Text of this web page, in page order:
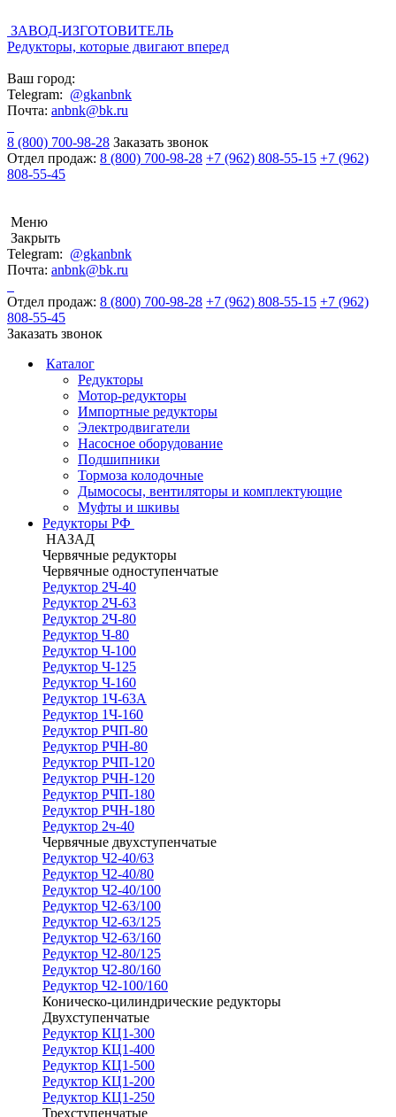
ЗАВОД-ИЗГОТОВИТЕЛЬ
Редукторы, которые двигают вперед
Ваш город:
Telegram: @gkanbnk
Почта: anbnk@bk.ru
8 (800) 700-98-28 Заказать звонок
Отдел продаж: 8 (800) 700-98-28 +7 (962) 808-55-15 +7 (962)
808-55-45
Меню
Закрыть
Telegram: @gkanbnk
Почта: anbnk@bk.ru
Отдел продаж: 8 (800) 700-98-28 +7 (962) 808-55-15 +7 (962)
808-55-45
Заказать звонок
Каталог
Редукторы
Мотор-редукторы
Импортные редукторы
Электродвигатели
Насосное оборудование
Подшипники
Тормоза колодочные
Дымососы, вентиляторы и комплектующие
Муфты и шкивы
Редукторы РФ
НАЗАД
Червячные редукторы
Червячные одноступенчатые
Редуктор 2Ч-40
Редуктор 2Ч-63
Редуктор 2Ч-80
Редуктор Ч-80
Редуктор Ч-100
Редуктор Ч-125
Редуктор Ч-160
Редуктор 1Ч-63А
Редуктор 1Ч-160
Редуктор РЧП-80
Редуктор РЧН-80
Редуктор РЧП-120
Редуктор РЧН-120
Редуктор РЧП-180
Редуктор РЧН-180
Редуктор 2ч-40
Червячные двухступенчатые
Редуктор Ч2-40/63
Редуктор Ч2-40/80
Редуктор Ч2-40/100
Редуктор Ч2-63/100
Редуктор Ч2-63/125
Редуктор Ч2-63/160
Редуктор Ч2-80/125
Редуктор Ч2-80/160
Редуктор Ч2-100/160
Коническо-цилиндрические редукторы
Двухступенчатые
Редуктор КЦ1-300
Редуктор КЦ1-400
Редуктор КЦ1-500
Редуктор КЦ1-200
Редуктор КЦ1-250
Трехступенчатые